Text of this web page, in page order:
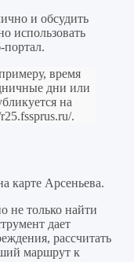
и обсудить
использовать
время
дни или
на
.
карте Арсеньева.
не только найти
дает
рассчитать
маршрут к